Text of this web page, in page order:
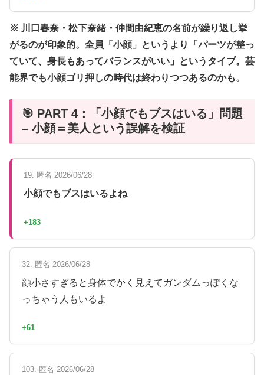
※ 川口春奈・松下奈緒・仲間由紀恵の名前が繰り返し挙
がるのが印象的。全員「小顔」というより「パーツが整っ
ていて、身長もあってバランスがいい」というタイプ。芸
能界でも小顔ゴリ押しの時代は終わりつつあるのかも。
🎯 PART 4：「小顔でもブスはいる」問題
– 小顔＝美人という誤解を検証
19. 匿名 2026/06/28
小顔でもブスはいるよね
+183
32. 匿名 2026/06/28
顔小さすぎると身体でかく見えてガンダムっぽくな
っちゃう人もいるよ
+61
103. 匿名 2026/06/28